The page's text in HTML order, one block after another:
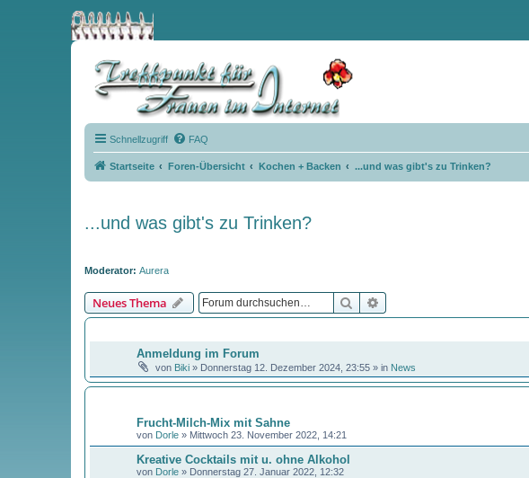
Schnellzugriff FAQ
Startseite Foren-Übersicht Kochen + Backen ...und was gibt's zu Trinken?
...und was gibt's zu Trinken?
Moderator: Aurera
Neues Thema Suche
Anmeldung im Forum
von Biki» Donnerstag 12. Dezember 2024, 23:55» in News
Frucht-Milch-Mix mit Sahne
von Dorle» Mittwoch 23. November 2022, 14:21
Kreative Cocktails mit u. ohne Alkohol
von Dorle» Donnerstag 27. Januar 2022, 12:32